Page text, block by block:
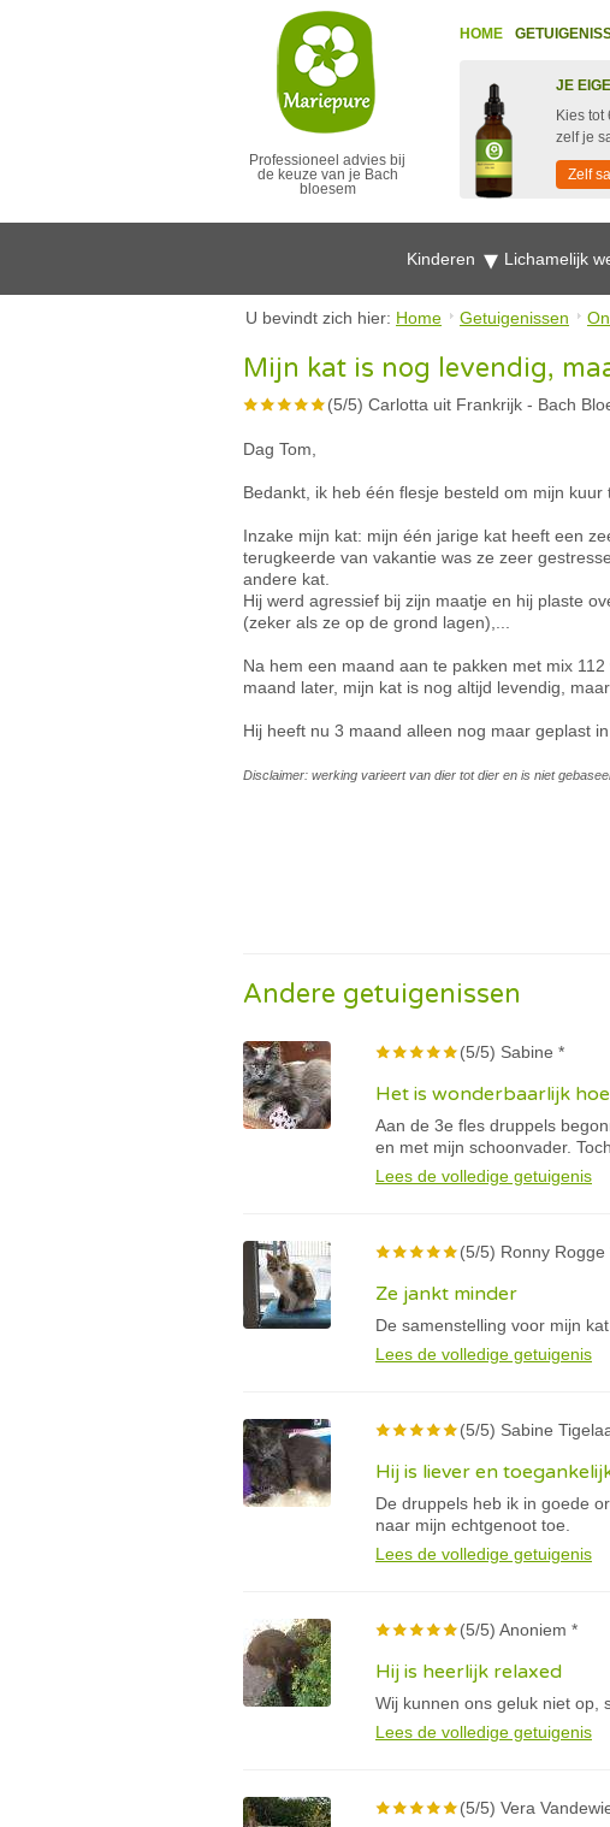
Professioneel advies bij
de keuze van je Bach
bloesem
HOME
JE
Kies tot
zelf je
Zelf
Kinderen Lichamelijk
U bevindt zich hier: Home Getuigenissen
Mijn kat is nog levendig,
(5/5) Carlotta uit Frankrijk - Bach
Dag Tom,
Bedankt, ik heb één flesje besteld om mijn kuur
Inzake mijn kat: mijn één jarige kat heeft een
terugkeerde van vakantie was ze zeer
andere kat.
Hij werd agressief bij zijn maatje en hij plaste
(zeker als ze op de grond lagen),...
Na hem een maand aan te pakken met mix
maand later, mijn kat is nog altijd levendig,
Hij heeft nu 3 maand alleen nog maar geplast
Disclaimer: werking varieert van dier tot dier en is niet
Andere getuigenissen
(5/5) Sabine *
Het is wonderbaarlijk
Aan de 3e fles druppels
en met mijn schoonvader.
Lees de volledige getuigenis
(5/5) Ronny Rogge
Ze jankt minder
De samenstelling voor mijn
Lees de volledige getuigenis
(5/5) Sabine
Hij is liever en
De druppels heb ik in goede
naar mijn echtgenoot toe.
Lees de volledige getuigenis
(5/5) Anoniem *
Hij is heerlijk relaxed
Wij kunnen ons geluk niet op,
Lees de volledige getuigenis
(5/5) Vera